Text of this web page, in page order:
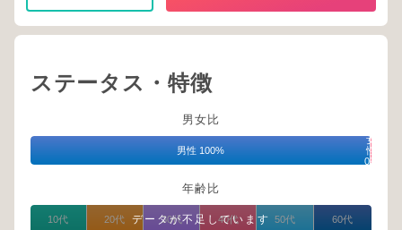
ステータス・特徴
男女比
男性 100%
女
性
0%
年齢比
データが不足しています
10代 20代 30代 40代 50代 60代